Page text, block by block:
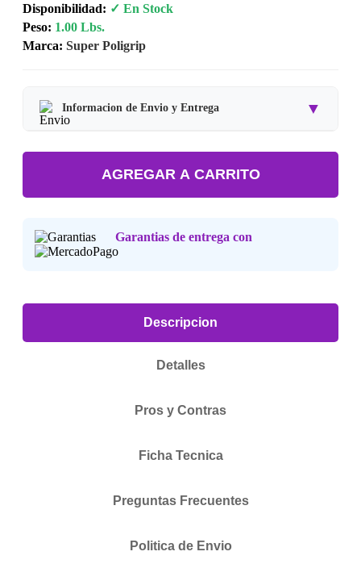
Disponibilidad: ✓ En Stock
Peso: 1.00 Lbs.
Marca: Super Poligrip
Informacion de Envio y Entrega ▼
Tipo de producto:Producto Importado.
Tiempo de entrega:Estimado de 7 a 15 dias habiles.
Consulta nuestra Politica de Devoluciones.
AGREGAR A CARRITO
Garantias de entrega con
Descripcion
Detalles
Pros y Contras
Ficha Tecnica
Preguntas Frecuentes
Politica de Envio